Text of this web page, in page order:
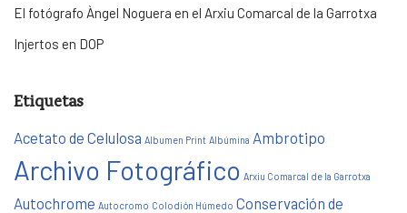
El fotógrafo Àngel Noguera en el Arxiu Comarcal de la Garrotxa
Injertos en DOP
Etiquetas
Acetato de Celulosa Albumen Print Albúmina Ambrotipo
Archivo Fotográfico Arxiu Comarcal de la Garrotxa
Autochrome Autocromo Colodión Húmedo Conservación de